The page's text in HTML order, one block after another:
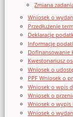
Zmiana
Wniosek o
Przedłużenie
Deklaracje
Informacje
Dofinansowanie
Kwestonariusz
Wniosek o
PPF Wniosek o
Wniosek o wpis
Wniosek o
Wniosek o wypis
Wniosek o